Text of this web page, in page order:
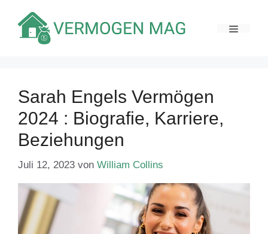
Inhalt
springen
Sarah Engels Vermögen
2024 : Biografie, Karriere,
Beziehungen
Juli 12, 2023 von William Collins